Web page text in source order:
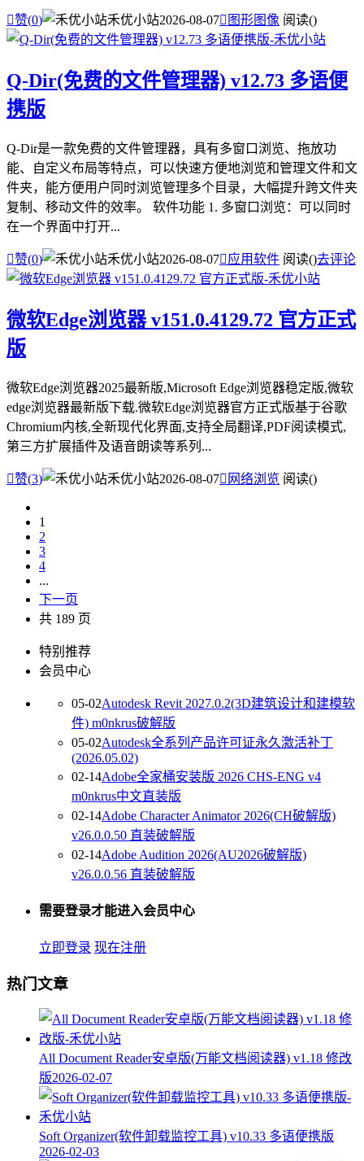
赞(0) 禾优小站2026-08-07 图形图像 阅读()
Q-Dir(免费的文件管理器) v12.73 多语便
携版
Q-Dir是一款免费的文件管理器，具有多窗口浏览、拖放功
能、自定义布局等特点，可以快速方便地浏览和管理文件和文
件夹，能方便用户同时浏览管理多个目录，大幅提升跨文件夹
复制、移动文件的效率。 软件功能 1. 多窗口浏览：可以同时
在一个界面中打开...
赞(0) 禾优小站2026-08-07应用软件 阅读()去评论
微软Edge浏览器 v151.0.4129.72 官方正式
版
微软Edge浏览器2025最新版,Microsoft Edge浏览器稳定版,微软
edge浏览器最新版下载.微软Edge浏览器官方正式版基于谷歌
Chromium内核,全新现代化界面,支持全局翻译,PDF阅读模式,
第三方扩展插件及语音朗读等系列...
赞(3) 禾优小站2026-08-07 网络浏览 阅读()
1
2
3
4
...
下一页
共 189 页
特别推荐
会员中心
05-02Autodesk Revit 2027.0.2(3D建筑设计和建模软
件) m0nkrus破解版
05-02Autodesk全系列产品许可证永久激活补丁
(2026.05.02)
02-14Adobe全家桶安装版 2026 CHS-ENG v4
m0nkrus中文直装版
02-14Adobe Character Animator 2026(CH破解版)
v26.0.0.50 直装破解版
02-14Adobe Audition 2026(AU2026破解版)
v26.0.0.56 直装破解版
需要登录才能进入会员中心
立即登录 现在注册
热门文章
All Document Reader安卓版(万能文档阅读器) v1.18 修改
版2026-02-07
Soft Organizer(软件卸载监控工具) v10.33 多语便携版
2026-02-03